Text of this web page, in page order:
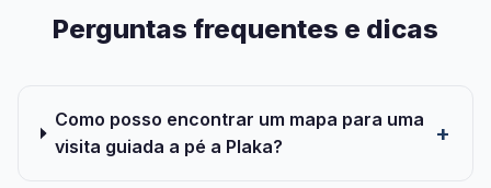
Perguntas frequentes e dicas
Como posso encontrar um mapa para uma
visita guiada a pé a Plaka?